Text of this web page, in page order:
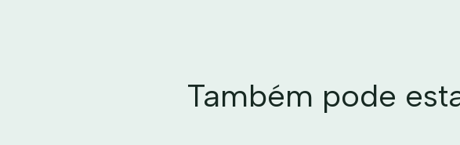
Também pode